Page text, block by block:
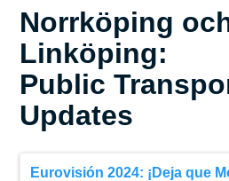
Norrköping
Linköping:
Public
Updates
Eurovisión 2024: ¡Deja que